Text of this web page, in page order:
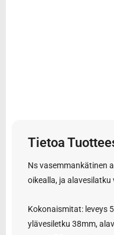
Tietoa
Ns vasemmankätinen
oikealla, ja alavesilatku
Kokonaismitat: leveys
ylävesiletku 38mm,